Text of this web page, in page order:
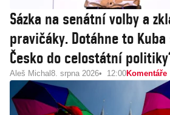
Sázka na senátní volby a
pravičáky. Dotáhne to
Česko do celostátní
Aleš Michal 8. srpna 2026 12:00Komentáře